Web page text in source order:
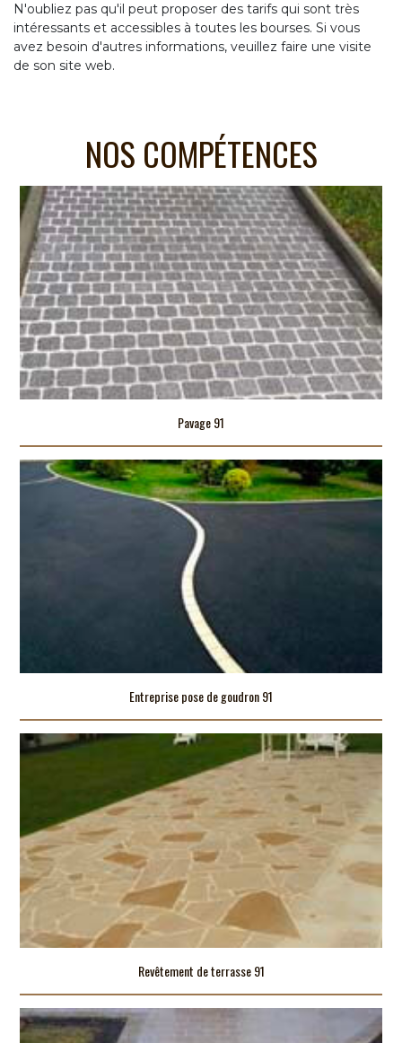
N'oubliez pas qu'il peut proposer des tarifs qui sont très
intéressants et accessibles à toutes les bourses. Si vous
avez besoin d'autres informations, veuillez faire une visite
de son site web.
NOS COMPÉTENCES
Pavage 91
Entreprise pose de goudron 91
Revêtement de terrasse 91